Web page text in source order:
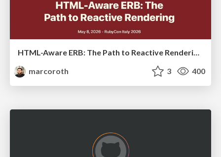
HTML-Aware ERB: The Path to Reactive Rendering @ RubyCon 2026, Rimini, Italy
marcoroth
3 400